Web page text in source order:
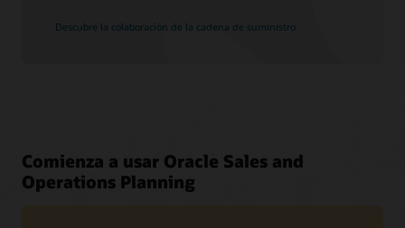
Descubre la colaboración de la cadena de suministro
Comienza a usar Oracle Sales and
Operations Planning